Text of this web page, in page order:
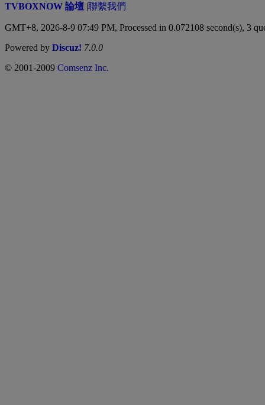
TVBOXNOW 論壇 |聯繫我們
GMT+8, 2026-8-9 07:49 PM, Processed in 0.072108 second(s), 3
Powered by Discuz! 7.0.0
© 2001-2009 Comsenz Inc.